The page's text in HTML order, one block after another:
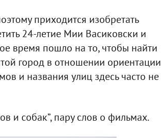
приходится изобретать
24-летие Мии Васиковски и
время пошло на то, чтобы найти
город в отношении ориентации
и названия улиц здесь часто не
и собак”, пару слов о фильмах.